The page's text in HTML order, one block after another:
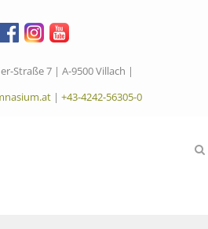
Straße 7 | A-9500 Villach |
| +43-4242-56305-0